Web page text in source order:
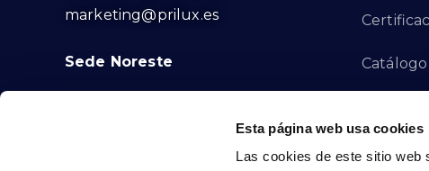
Esta página web usa cookies
Las cookies de este sitio web
marketing@prilux.es
Sede Noreste
08791. Sant Llorenç d’Hortons.
Canal